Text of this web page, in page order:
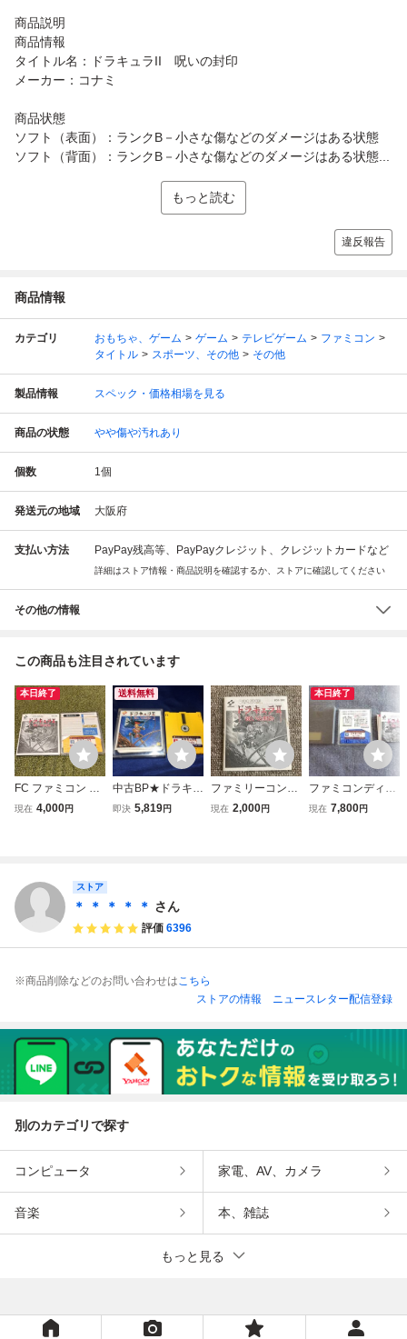
商品説明
商品情報
タイトル名：ドラキュラII 呪いの封印
メーカー：コナミ
商品状態
ソフト（表面）：ランクB－小さな傷などのダメージはある状態
ソフト（背面）：ランクB－小さな傷などのダメージはある状態...
もっと読む
違反報告
商品情報
カテゴリ おもちゃ、ゲーム ゲーム テレビゲーム
ファミコン
タイトル
スポーツ、その他 その他
製品情報 スペック・価格相場を見る
商品の状態 やや傷や汚れあり
個数 1個
発送元の地域 大阪府
支払い方法 PayPay残高等、PayPayクレジット、クレジットカードなど
詳細はストア情報・商品説明を確認するか、ストアに確認してください
その他の情報
この商品も注目されています
本日終了
FC ファミコン デ
ィスクシステム ド
現在 4,000円
送料無料
中古BP★ドラキュ
ラ2 呪いの封印★
即決 5,819円
ファミリーコンピ
ュータ ファミコン
現在 2,000円
本日終了
ファミコンディス
クシステム FC ド
現在 7,800円
ストア
＊ ＊ ＊ ＊ ＊ さん
評価 6396
※商品削除などのお問い合わせはこちら
ストアの情報
ニュースレター配信登録
別のカテゴリで探す
コンピュータ 家電、AV、カメラ
音楽 本、雑誌
もっと見る